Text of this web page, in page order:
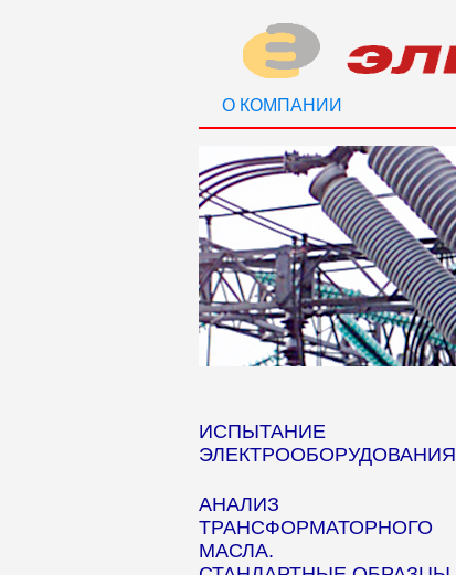
О КОМПАНИИ
ИСПЫТАНИЕ
ЭЛЕКТРООБОРУДОВАНИЯ
АНАЛИЗ
ТРАНСФОРМАТОРНОГО
МАСЛА.